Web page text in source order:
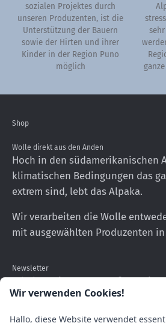
sozialen Projektes durch
unseren Produzenten, ist die
Unterstützung der Bauern
sowie der Hirten und ihrer
Kinder in der Region Puno
möglich
Shop
Wolle direkt aus den Anden
Hoch in den südamerikanischen
klimatischen Bedingungen das
extrem sind, lebt das Alpaka.
Wir verarbeiten die Wolle
mit ausgewählten Produzenten in
Newsletter
Erhalten Sie neueste
Produkte
Wir verwenden Cookies!
Hallo, diese Website verwendet